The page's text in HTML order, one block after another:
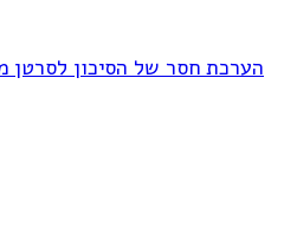
הערכת חסר של הסיכון